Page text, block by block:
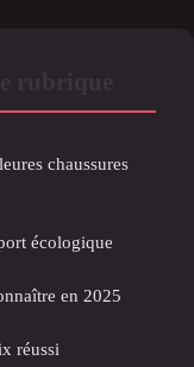
chaussures
écologique
en 2025
réussi